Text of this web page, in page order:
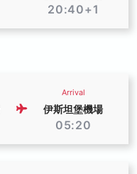
20:40+1
Arrival
伊斯坦堡機場
05:20